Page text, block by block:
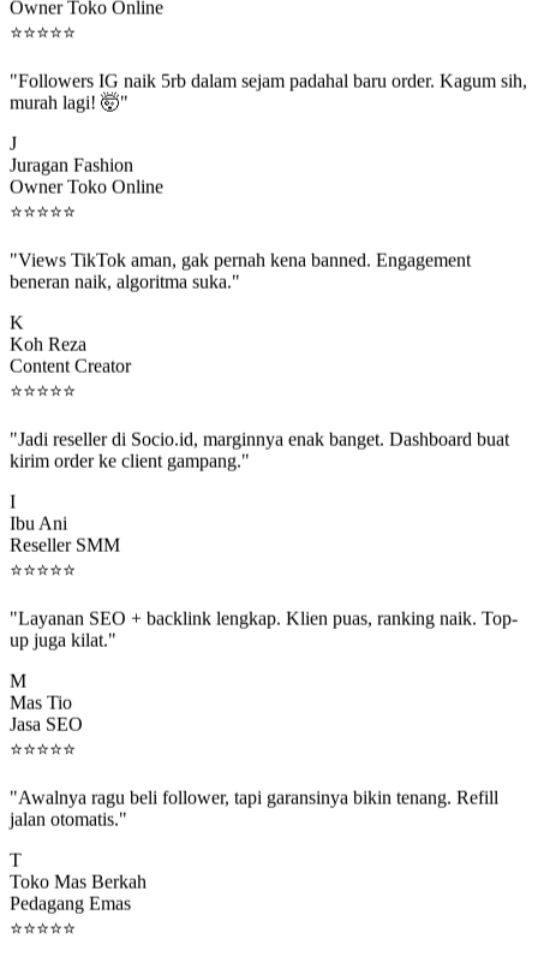
⭐⭐⭐⭐⭐
murah lagi! 🤯"
Juragan Fashion
Owner Toko Online
⭐⭐⭐⭐⭐
beneran naik, algoritma suka."
Koh Reza
Content Creator
⭐⭐⭐⭐⭐
kirim order ke client gampang."
Ibu Ani
Reseller SMM
⭐⭐⭐⭐⭐
up juga kilat."
Mas Tio
Jasa SEO
⭐⭐⭐⭐⭐
jalan otomatis."
Toko Mas Berkah
Pedagang Emas
⭐⭐⭐⭐⭐